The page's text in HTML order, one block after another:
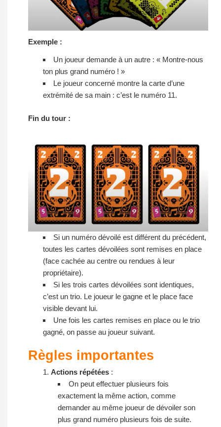
Exemple :
Un joueur demande à un autre : « Montre-nous
ton plus grand numéro ! »
Le joueur concerné montre la carte d’une
extrémité de sa main : c’est le numéro 11.
Fin du tour :
Si un numéro dévoilé est différent du précédent,
toutes les cartes dévoilées sont remises en place
(face cachée au centre ou rendues à leur
propriétaire).
Si les trois cartes dévoilées sont identiques,
c’est un trio. Le joueur le gagne et le place face
visible devant lui.
Une fois les cartes remises en place ou le trio
gagné, on passe au joueur suivant.
Règles importantes
Actions répétées :
On peut effectuer plusieurs fois
exactement la même action, comme
demander au même joueur de dévoiler son
plus grand numéro plusieurs fois de suite.